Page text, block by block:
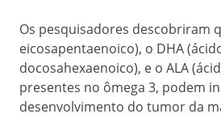
Os pesquisadores descobriram
eicosapentaenoico), o DHA
docosahexaenoico), e o ALA
presentes no ômega 3, podem
desenvolvimento do tumor da